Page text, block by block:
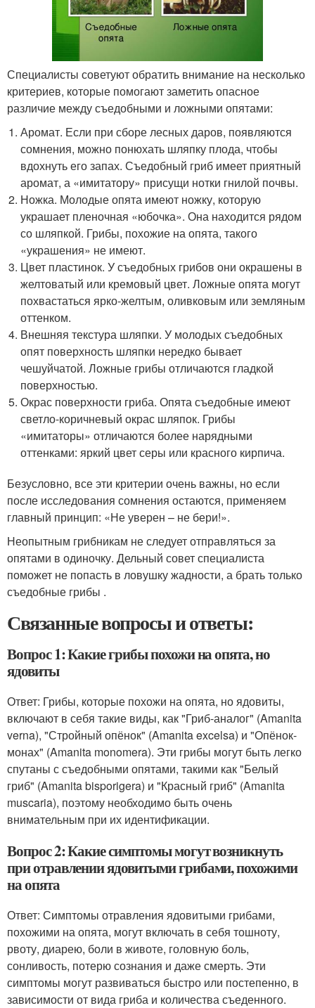
Специалисты советуют обратить внимание на несколько
критериев, которые помогают заметить опасное
различие между съедобными и ложными опятами:
Аромат. Если при сборе лесных даров, появляются
сомнения, можно понюхать шляпку плода, чтобы
вдохнуть его запах. Съедобный гриб имеет приятный
аромат, а «имитатору» присущи нотки гнилой почвы.
Ножка. Молодые опята имеют ножку, которую
украшает пленочная «юбочка». Она находится рядом
со шляпкой. Грибы, похожие на опята, такого
«украшения» не имеют.
Цвет пластинок. У съедобных грибов они окрашены в
желтоватый или кремовый цвет. Ложные опята могут
похвастаться ярко-желтым, оливковым или земляным
оттенком.
Внешняя текстура шляпки. У молодых съедобных
опят поверхность шляпки нередко бывает
чешуйчатой. Ложные грибы отличаются гладкой
поверхностью.
Окрас поверхности гриба. Опята съедобные имеют
светло-коричневый окрас шляпок. Грибы
«имитаторы» отличаются более нарядными
оттенками: яркий цвет серы или красного кирпича.
Безусловно, все эти критерии очень важны, но если
после исследования сомнения остаются, применяем
главный принцип: «Не уверен – не бери!».
Неопытным грибникам не следует отправляться за
опятами в одиночку. Дельный совет специалиста
поможет не попасть в ловушку жадности, а брать только
съедобные грибы .
Связанные вопросы и ответы:
Вопрос 1: Какие грибы похожи на опята, но
ядовиты
Ответ: Грибы, которые похожи на опята, но ядовиты,
включают в себя такие виды, как "Гриб-аналог" (Amanita
verna), "Стройный опёнок" (Amanita excelsa) и "Опёнок-
монах" (Amanita monomera). Эти грибы могут быть легко
спутаны с съедобными опятами, такими как "Белый
гриб" (Amanita bisporigera) и "Красный гриб" (Amanita
muscaria), поэтому необходимо быть очень
внимательным при их идентификации.
Вопрос 2: Какие симптомы могут возникнуть
при отравлении ядовитыми грибами, похожими
на опята
Ответ: Симптомы отравления ядовитыми грибами,
похожими на опята, могут включать в себя тошноту,
рвоту, диарею, боли в животе, головную боль,
сонливость, потерю сознания и даже смерть. Эти
симптомы могут развиваться быстро или постепенно, в
зависимости от вида гриба и количества съеденного.